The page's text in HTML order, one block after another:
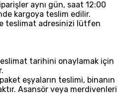
aynı gün, saat 12:00
kargoya teslim edilir.
teslimat adresinizi lütfen
tarihini onaylamak için
eşyaların teslimi, binanın
Asansör veya merdivenleri